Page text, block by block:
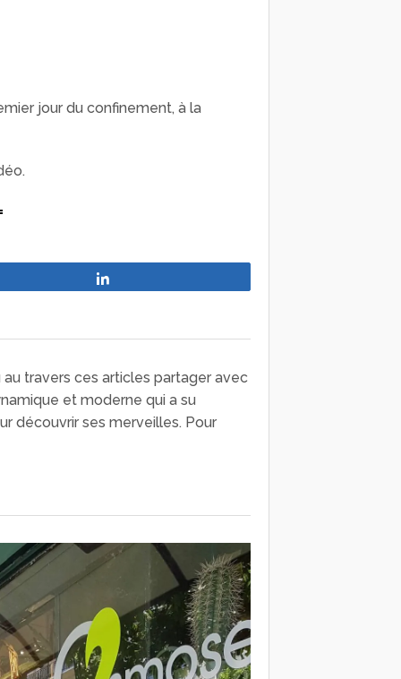
jour du confinement, à la
travers ces articles partager avec
et moderne qui a su
découvrir ses merveilles. Pour